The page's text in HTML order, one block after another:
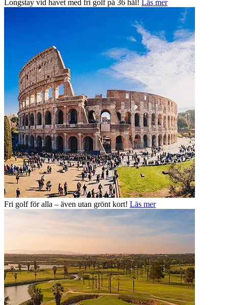
Longstay vid havet med fri golf på 36 hål! Läs mer
Fri golf för alla – även utan grönt kort! Läs mer